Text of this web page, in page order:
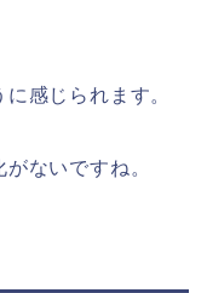
感じられます。
ないですね。